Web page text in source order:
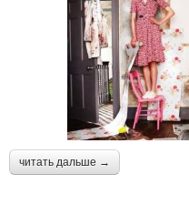
читать дальше →